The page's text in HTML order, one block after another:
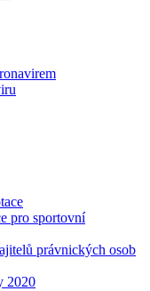
pro sportovní
právnických osob
2020